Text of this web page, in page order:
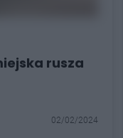
rusza
02/02/2024